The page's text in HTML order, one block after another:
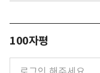
100자평